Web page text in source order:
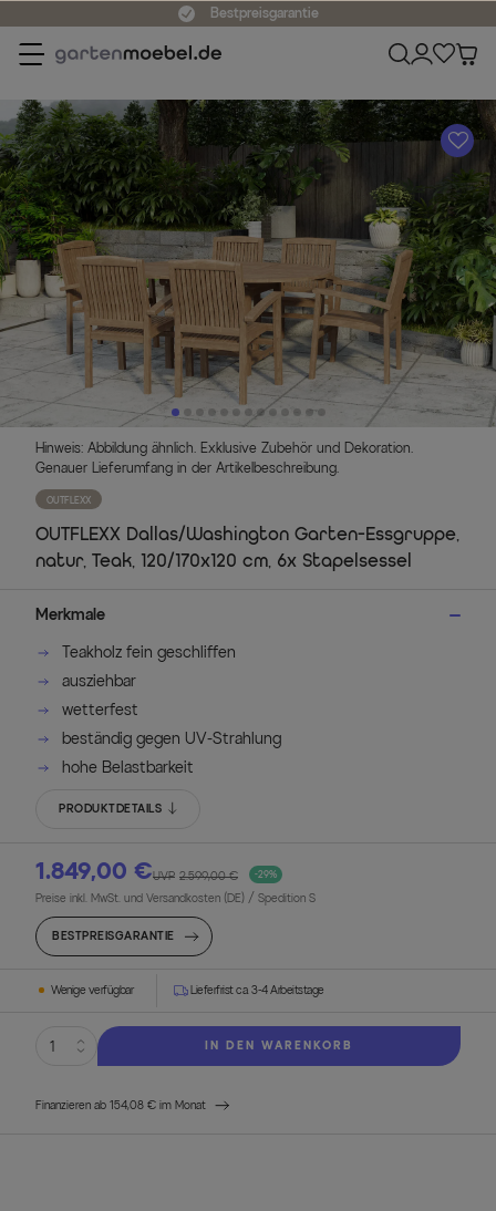
Bestpreisgarantie
A
Hinweis: Abbildung ähnlich. Exklusive Zubehör und Dekoration.
Genauer Lieferumfang in der Artikelbeschreibung.
OUTFLEXX
OUTFLEXX Dallas/Washington Garten-Essgruppe,
natur, Teak, 120/170x120 cm, 6x Stapelsessel
Merkmale
Teakholz fein geschliffen
ausziehbar
wetterfest
beständig gegen UV-Strahlung
hohe Belastbarkeit
PRODUKTDETAILS
1.849,00 € -29%
UVP 2.599,00 €
Preise inkl. MwSt. und Versandkosten (DE) / Spedition S
BESTPREISGARANTIE
Wenige verfügbar Lieferfrist ca. 3-4 Arbeitstage
IN DEN WARENKORB
Finanzieren ab 154,08 € im Monat